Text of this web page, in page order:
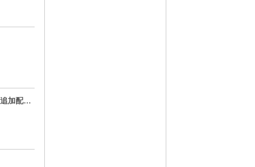
BTS on dTV “22タイトル”に 「BTS MAP OF THE SOUL ON:E」の 追加配信が決定！！ 2022年7月1日（金）より、独占配信スタート！！